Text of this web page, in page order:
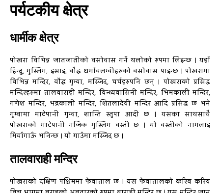
पर्यटकीय क्षेत्र
धार्मीक क्षेत्र
पोखरा विभिन्न जातजातीको वसोवास गर्ने थलोको रुपमा लिइन्छ । यहाँ
हिन्दु, मुस्लिम, इसाइ, वौद्ध धर्मावलम्वीहरुको वसोवास पाइन्छ । पोखरामा
विभिन्न मन्दिर, वौद्ध गुम्वा, मस्जिद, चर्चहरुपनि छन् । पोखराको प्रसिद्ध
मन्दिरहरुमा तालवाराही मन्दिर, विन्ध्यवासिनी मन्दिर, भिमकाली मन्दिर,
गणेश मन्दिर, भद्रकाली मन्दिर, शितलादेवी मन्दिर आदि प्रसिद्ध छ भने
गुम्वामा माटेपानी गुम्वा, शान्ति स्तुपा आदी छ । यसका साथसाथै
पोखराको माटेपानी नजिक मुस्लिम वस्ती छ । यो वस्तीको नामलाइ
मियाँगाऊँ भनिन्छ । यो गाउँमा मस्जिद छ ।
तालवाराही मन्दिर
पोखराको दक्षिण पश्चिममा फेवाताल छ । यस फेवातालको करिव करिव